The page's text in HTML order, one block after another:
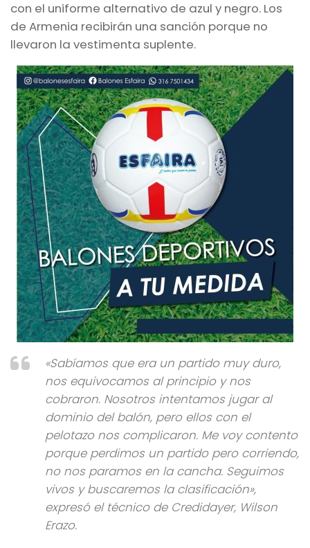
con el uniforme alternativo de azul y negro. Los
de Armenia recibirán una sanción porque no
llevaron la vestimenta suplente.
«Sabíamos que era un partido muy duro,
nos equivocamos al principio y nos
cobraron. Nosotros intentamos jugar al
dominio del balón, pero ellos con el
pelotazo nos complicaron. Me voy contento
porque perdimos un partido pero corriendo,
no nos paramos en la cancha. Seguimos
vivos y buscaremos la clasificación»,
expresó el técnico de Credidayer, Wilson
Erazo.